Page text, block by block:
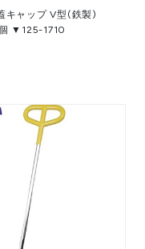
キャップ V型(鉄製)
VA 1個 ▼125-1710